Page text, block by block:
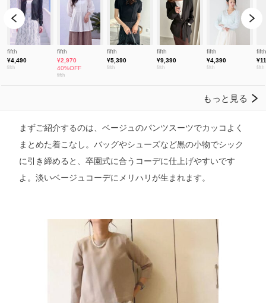
まずご紹介するのは、ベージュのパンツスーツでカッコよく
まとめた着こなし。バッグやシューズなど黒の小物でシック
に引き締めると、卒園式に合うコーデに仕上げやすいです
よ。淡いベージュコーデにメリハリが生まれます。